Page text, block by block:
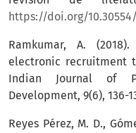
https://doi.org/
Ramkumar, A.
electronic recruitment
Indian Journal of
Development, 9(6), 136-
Reyes Pérez, M. D.,